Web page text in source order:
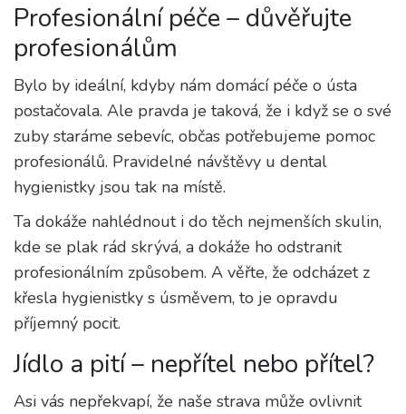
Profesionální péče – důvěřujte
profesionálům
Bylo by ideální, kdyby nám domácí péče o ústa
postačovala. Ale pravda je taková, že i když se o své
zuby staráme sebevíc, občas potřebujeme pomoc
profesionálů. Pravidelné návštěvy u dental
hygienistky jsou tak na místě.
Ta dokáže nahlédnout i do těch nejmenších skulin,
kde se plak rád skrývá, a dokáže ho odstranit
profesionálním způsobem. A věřte, že odcházet z
křesla hygienistky s úsměvem, to je opravdu
příjemný pocit.
Jídlo a pití – nepřítel nebo přítel?
Asi vás nepřekvapí, že naše strava může ovlivnit